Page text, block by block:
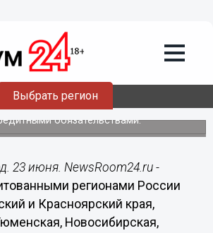
Выбрать регион
нижегородцев - на
10 по числу заемщиков с
обязательствами.
23 июня. NewsRoom24.ru -
регионами России
и Красноярский края,
Новосибирская,